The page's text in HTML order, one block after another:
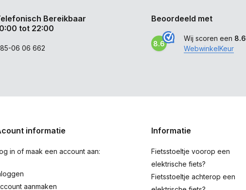
Bereikbaar
tot 22:00
06 06 662
Beoordeeld met
8.6
Wij scoren een 8.6
WebwinkelKeur
informatie
in of maak een account aan:
aanmaken
Informatie
Fietsstoeltje voorop een
elektrische fiets?
Fietsstoeltje achterop een